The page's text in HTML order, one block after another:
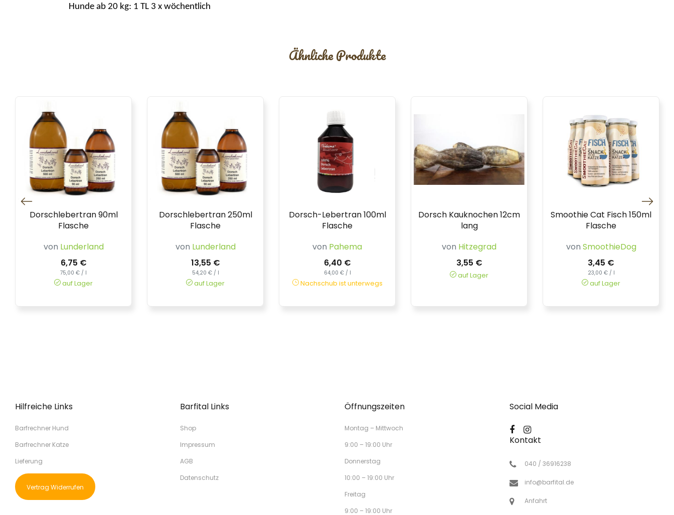
Hunde ab 20 kg: 1 TL 3 x wöchentlich
Ähnliche Produkte
Dorschlebertran 90ml
Flasche
von Lunderland
6,75 €
75,00 € / l
auf Lager
Dorschlebertran 250ml
Flasche
von Lunderland
13,55 €
54,20 € / l
auf Lager
Dorsch-Lebertran 100ml
Flasche
von Pahema
6,40 €
64,00 € / l
Nachschub ist unterwegs
Dorsch Kauknochen 12cm
lang
von Hitzegrad
3,55 €
auf Lager
Smoothie Cat Fisch 150ml
Flasche
von SmoothieDog
3,45 €
23,00 € / l
auf Lager
Hilfreiche Links
Barfrechner Hund
Barfrechner Katze
Lieferung
Vertrag Widerrufen
Barfital Links
Shop
Impressum
AGB
Datenschutz
Öffnungszeiten
Montag – Mittwoch
9:00 – 19:00 Uhr
Donnerstag
10:00 – 19:00 Uhr
Freitag
9:00 – 19:00 Uhr
Social Media
Kontakt
040 / 36916238
info@barfital.de
Anfahrt